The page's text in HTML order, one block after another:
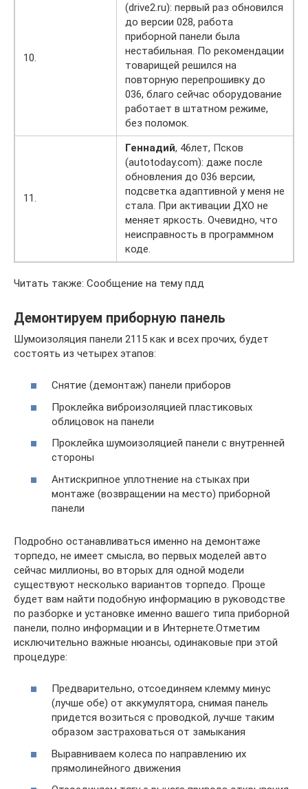
10.
(drive2.ru): первый раз обновился
до версии 028, работа
приборной панели была
нестабильная. По рекомендации
товарищей решился на
повторную перепрошивку до
036, благо сейчас оборудование
работает в штатном режиме,
без поломок.
11.
Геннадий, 46лет, Псков
(autotoday.com): даже после
обновления до 036 версии,
подсветка адаптивной у меня не
стала. При активации ДХО не
меняет яркость. Очевидно, что
неисправность в программном
коде.
Читать также: Сообщение на тему пдд
Демонтируем приборную панель
Шумоизоляция панели 2115 как и всех прочих, будет
состоять из четырех этапов:
Снятие (демонтаж) панели приборов
Проклейка виброизоляцией пластиковых
облицовок на панели
Проклейка шумоизоляцией панели с внутренней
стороны
Антискрипное уплотнение на стыках при
монтаже (возвращении на место) приборной
панели
Подробно останавливаться именно на демонтаже
торпедо, не имеет смысла, во первых моделей авто
сейчас миллионы, во вторых для одной модели
существуют несколько вариантов торпедо. Проще
будет вам найти подобную информацию в руководстве
по разборке и установке именно вашего типа приборной
панели, полно информации и в Интернете.Отметим
исключительно важные нюансы, одинаковые при этой
процедуре:
Предварительно, отсоединяем клемму минус
(лучше обе) от аккумулятора, снимая панель
придется возиться с проводкой, лучше таким
образом застраховаться от замыкания
Выравниваем колеса по направлению их
прямолинейного движения